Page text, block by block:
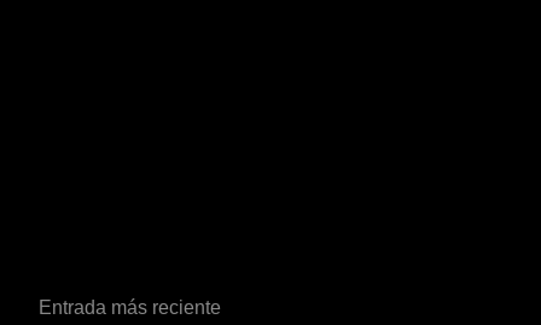
Entrada más reciente